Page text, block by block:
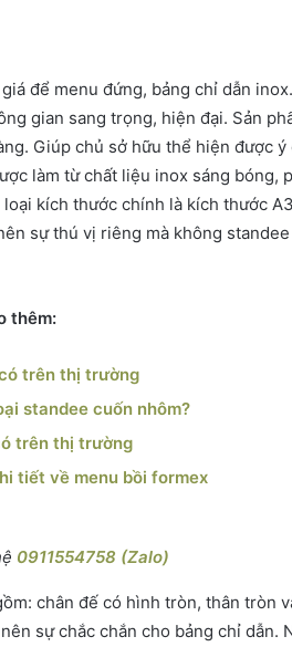
để menu đứng, bảng chỉ dẫn
gian sang trọng, hiện đại. Sản
Giúp chủ sở hữu thể hiện được
làm từ chất liệu inox sáng bóng,
kích thước chính là kích thước
sự thú vị riêng mà không
thêm:
trên thị trường
standee cuốn nhôm?
trên thị trường
tiết về menu bồi formex
0911554758 (Zalo)
chân đế có hình tròn, thân tròn
sự chắc chắn cho bảng chỉ dẫn.